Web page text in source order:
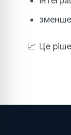
📈 Це